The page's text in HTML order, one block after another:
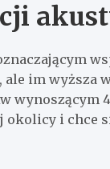
im wyższa
wynoszącym
okolicy i chce